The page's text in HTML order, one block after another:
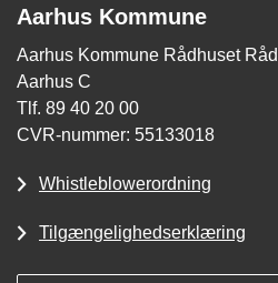
Aarhus Kommune
Aarhus Kommune Rådhuset
Aarhus C
Tlf. 89 40 20 00
CVR-nummer: 55133018
Whistleblowerordning
Tilgængelighedserklæring